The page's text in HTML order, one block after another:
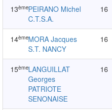
13èmePEIRANO Michel
C.T.S.A.
16
14èmeMORA Jacques
S.T. NANCY
16
15èmeLANGUILLAT
Georges
PATRIOTE
SENONAISE
16